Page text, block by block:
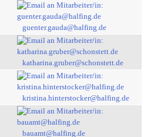
guenter.gauda@halfing.de
katharina.gruber@schonstett.de
kristina.hinterstocker@halfing.de
bauamt@halfing.de